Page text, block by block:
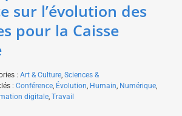
sur l’évolution des
pour la Caisse
: Art & Culture, Sciences &
: Conférence, Évolution, Humain, Numérique,
digitale, Travail